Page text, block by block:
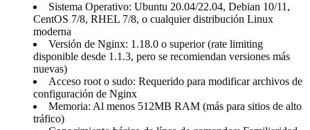
Sistema Operativo: Ubuntu 20.04/22.04, Debian 10/11,
CentOS 7/8, RHEL 7/8, o cualquier distribución Linux
moderna
Versión de Nginx: 1.18.0 o superior (rate limiting
disponible desde 1.1.3, pero se recomiendan versiones más
nuevas)
Acceso root o sudo: Requerido para modificar archivos de
configuración de Nginx
Memoria: Al menos 512MB RAM (más para sitios de alto
tráfico)